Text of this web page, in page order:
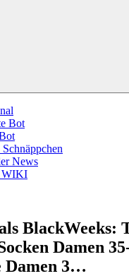
Bot
News
WIKI
BlackWeeks:
Damen
Damen 3…